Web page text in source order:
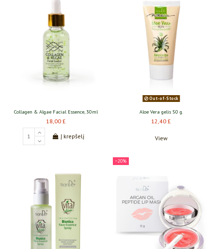
Collagen & Algae Facial Essence, 30ml
18,00 £
Į krepšelį
Out-of-Stock
Aloe Vera gelis 50 g.
12,40 £
View
−20%